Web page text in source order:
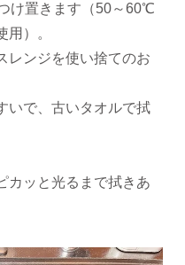
け置きます（50～60℃
）。
レンジを使い捨てのお
いで、古いタオルで拭
カッと光るまで拭きあ